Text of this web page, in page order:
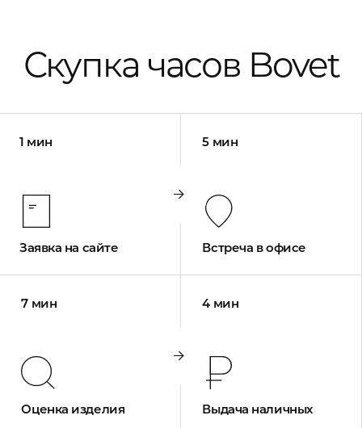
Скупка часов Bovet
1 мин
Заявка на сайте
5 мин
Встреча в офисе
7 мин
Оценка изделия
4 мин
Выдача наличных